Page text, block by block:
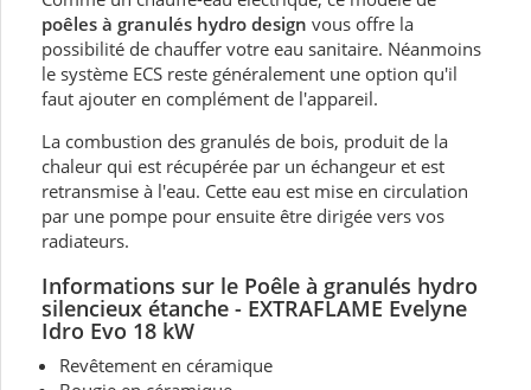
poêles à granulés hydro design vous offre la
possibilité de chauffer votre eau sanitaire. Néanmoins
le système ECS reste généralement une option qu'il
faut ajouter en complément de l'appareil.
La combustion des granulés de bois, produit de la
chaleur qui est récupérée par un échangeur et est
retransmise à l'eau. Cette eau est mise en circulation
par une pompe pour ensuite être dirigée vers vos
radiateurs.
Informations sur le Poêle à granulés hydro
silencieux étanche - EXTRAFLAME Evelyne
Idro Evo 18 kW
Revêtement en céramique